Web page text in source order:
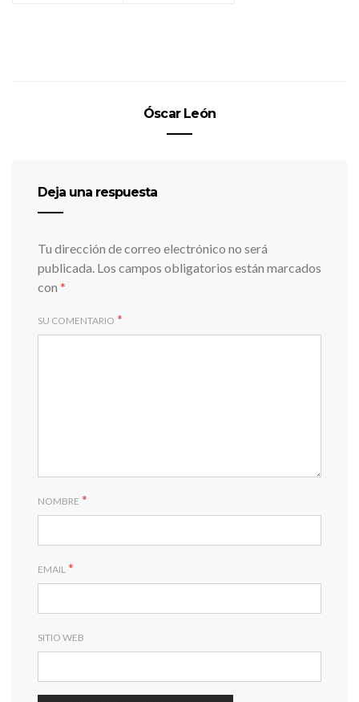
Óscar León
Deja una respuesta
Tu dirección de correo electrónico no será
publicada. Los campos obligatorios están marcados
con *
SU COMENTARIO *
NOMBRE *
EMAIL *
SITIO WEB